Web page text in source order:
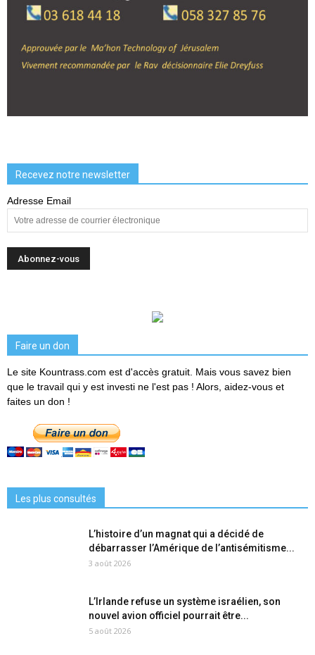
Recevez notre newsletter
Adresse Email
Faire un don
Le site Kountrass.com est d'accès gratuit. Mais vous savez bien
que le travail qui y est investi ne l'est pas ! Alors, aidez-vous et
faites un don !
Les plus consultés
L’histoire d’un magnat qui a décidé de
débarrasser l’Amérique de l’antisémitisme...
3 août 2026
L’Irlande refuse un système israélien, son
nouvel avion officiel pourrait être...
5 août 2026